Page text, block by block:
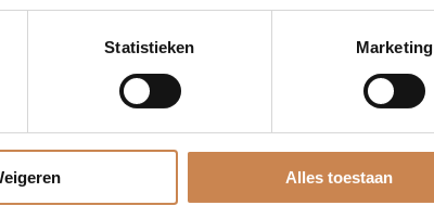
Statistieken Marketing
Alles toestaan
adviseert op basis van huidtype, indicatie en